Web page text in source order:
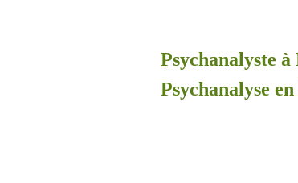
Psychanalyste à
Psychanalyse